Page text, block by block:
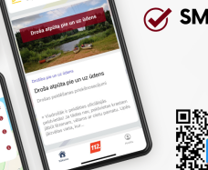
un to radītajām sekām
un to radītajām sekām
un to radītajām sekām